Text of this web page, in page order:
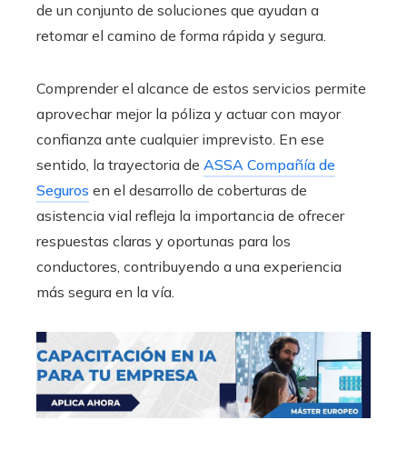
de un conjunto de soluciones que ayudan a
retomar el camino de forma rápida y segura.
Comprender el alcance de estos servicios permite
aprovechar mejor la póliza y actuar con mayor
confianza ante cualquier imprevisto. En ese
sentido, la trayectoria de ASSA Compañía de
Seguros en el desarrollo de coberturas de
asistencia vial refleja la importancia de ofrecer
respuestas claras y oportunas para los
conductores, contribuyendo a una experiencia
más segura en la vía.